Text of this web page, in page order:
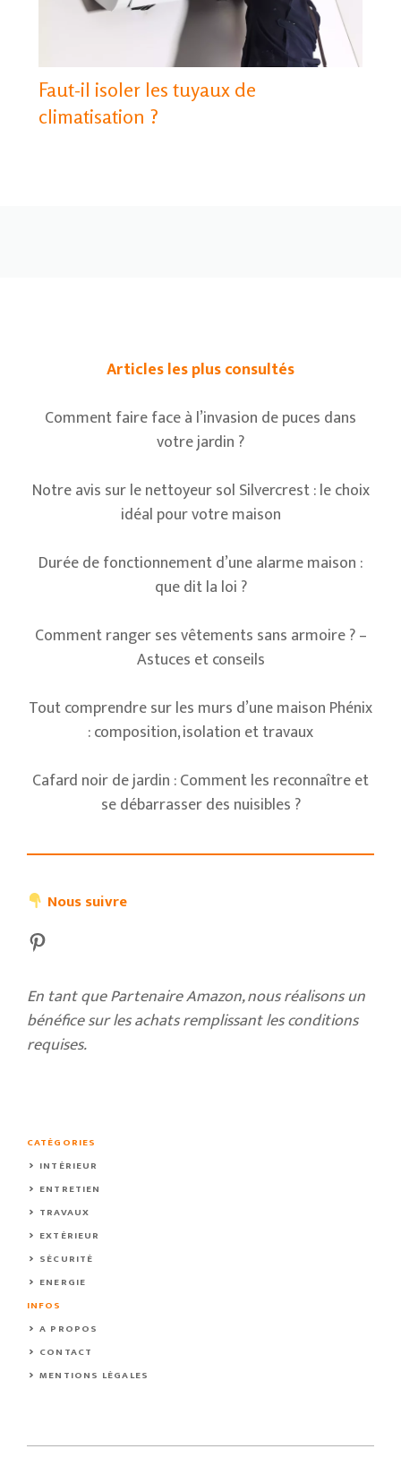
Faut-il isoler les tuyaux de
climatisation​ ?
Articles les plus consultés
Comment faire face à l’invasion de puces dans
votre jardin ?
Notre avis sur le nettoyeur sol Silvercrest : le choix
idéal pour votre maison
Durée de fonctionnement d’une alarme maison :
que dit la loi ?
Comment ranger ses vêtements sans armoire ? –
Astuces et conseils
Tout comprendre sur les murs d’une maison Phénix
: composition, isolation et travaux
Cafard noir de jardin : Comment les reconnaître et
se débarrasser des nuisibles ?
Nous suivre
Pinterest
En tant que Partenaire Amazon, nous réalisons un
bénéfice sur les achats remplissant les conditions
requises.
CATÉGORIES
INTÉRIEUR
ENTRETIEN
TRAVAUX
EXTÉRIEUR
SÉCURITÉ
ENERGIE
INFOS
A PROPOS
CONTACT
MENTIONS LÉGALES